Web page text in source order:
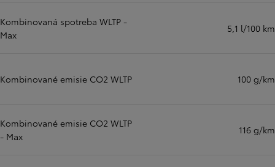
Kombinovaná spotreba WLTP -
Max
5,1 l/100 km
Kombinované emisie CO2 WLTP 100 g/km
Kombinované emisie CO2 WLTP
- Max
116 g/km